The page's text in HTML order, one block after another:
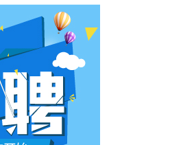
，广电总局这次是
挂出了一份文件。没
就这么安安静静地，
（征求意见稿）》摆
线下活动 “小猪
在多哈Katara文化
”在科伦坡的国家
周创投与你相约杭州
国代表齐聚一堂
日在塞首都维多利